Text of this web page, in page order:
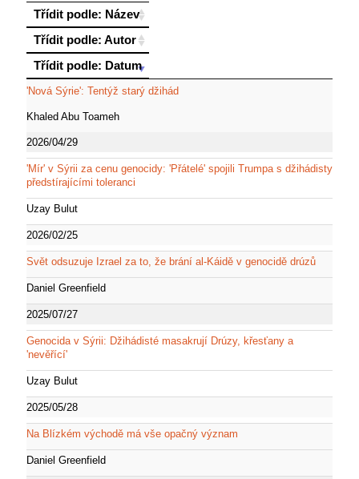
Třídit podle: Název
Třídit podle: Autor
Třídit podle: Datum
'Nová Sýrie': Tentýž starý džihád
Khaled Abu Toameh
2026/04/29
'Mír' v Sýrii za cenu genocidy: 'Přátelé' spojili Trumpa s džihádisty
předstírajícími toleranci
Uzay Bulut
2026/02/25
Svět odsuzuje Izrael za to, že brání al-Káidě v genocidě drúzů
Daniel Greenfield
2025/07/27
Genocida v Sýrii: Džihádisté ​​masakrují Drúzy, křesťany a
'nevěřící'
Uzay Bulut
2025/05/28
Na Blízkém východě má vše opačný význam
Daniel Greenfield
Třídit podle: Název
Třídit podle: Autor
Třídit podle: Datum